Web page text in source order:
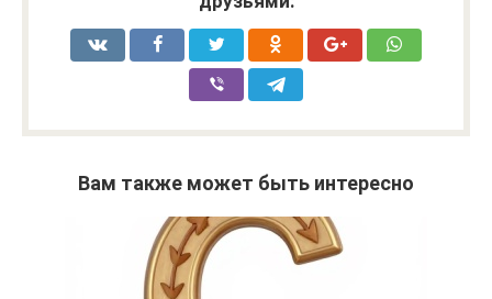
Вам также может быть интересно